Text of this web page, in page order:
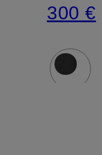
300 €